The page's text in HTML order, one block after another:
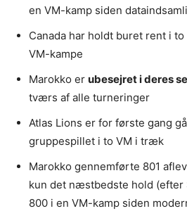
en VM-kamp siden
Canada har holdt buret rent i
VM-kampe
Marokko er ubesejret i deres
tværs af alle turneringer
Atlas Lions er for første gang
gruppespillet i to VM i træk
Marokko gennemførte 801
kun det næstbedste hold (efter
800 i en VM-kamp siden